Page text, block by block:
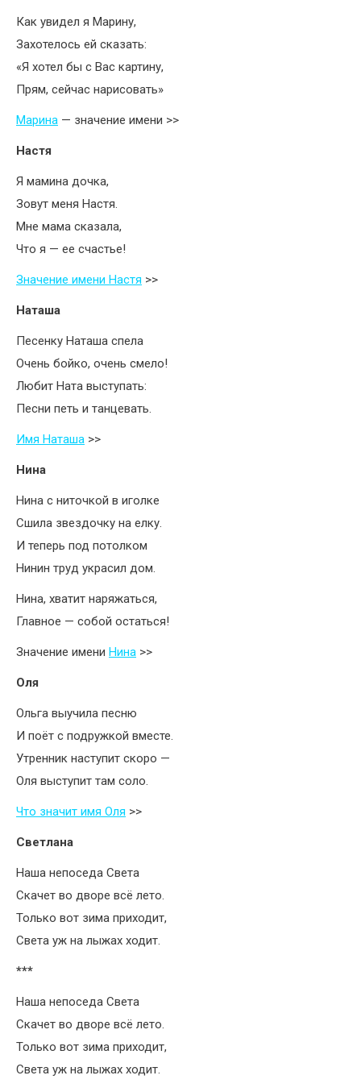
Как увидел я Марину,
Захотелось ей сказать:
«Я хотел бы с Вас картину,
Прям, сейчас нарисовать»
Марина — значение имени >>
Настя
Я мамина дочка,
Зовут меня Настя.
Мне мама сказала,
Что я — ее счастье!
Значение имени Настя >>
Наташа
Песенку Наташа спела
Очень бойко, очень смело!
Любит Ната выступать:
Песни петь и танцевать.
Имя Наташа >>
Нина
Нина с ниточкой в иголке
Сшила звездочку на елку.
И теперь под потолком
Нинин труд украсил дом.
Нина, хватит наряжаться,
Главное — собой остаться!
Значение имени Нина >>
Оля
Ольга выучила песню
И поёт с подружкой вместе.
Утренник наступит скоро —
Оля выступит там соло.
Что значит имя Оля >>
Светлана
Наша непоседа Света
Скачет во дворе всё лето.
Только вот зима приходит,
Света уж на лыжах ходит.
***
Наша непоседа Света
Скачет во дворе всё лето.
Только вот зима приходит,
Света уж на лыжах ходит.